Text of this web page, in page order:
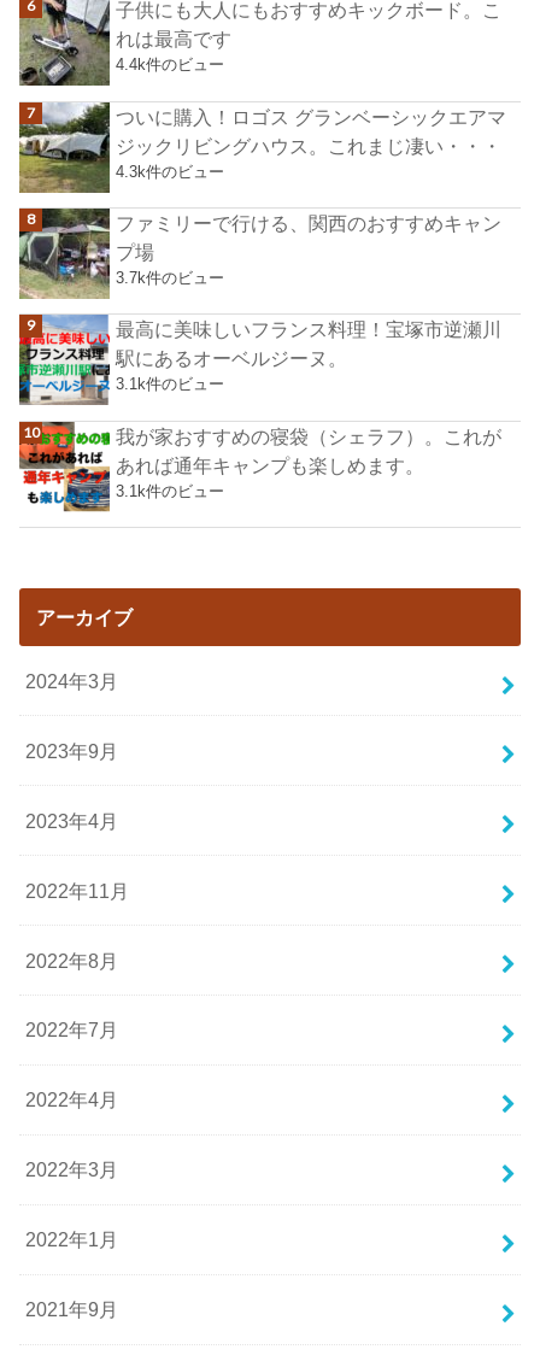
子供にも大人にもおすすめキックボード。こ
れは最高です
4.4k件のビュー
ついに購入！ロゴス グランベーシックエアマ
ジックリビングハウス。これまじ凄い・・・
4.3k件のビュー
ファミリーで行ける、関西のおすすめキャン
プ場
3.7k件のビュー
最高に美味しいフランス料理！宝塚市逆瀬川
駅にあるオーベルジーヌ。
3.1k件のビュー
我が家おすすめの寝袋（シェラフ）。これが
あれば通年キャンプも楽しめます。
3.1k件のビュー
アーカイブ
2024年3月
2023年9月
2023年4月
2022年11月
2022年8月
2022年7月
2022年4月
2022年3月
2022年1月
2021年9月